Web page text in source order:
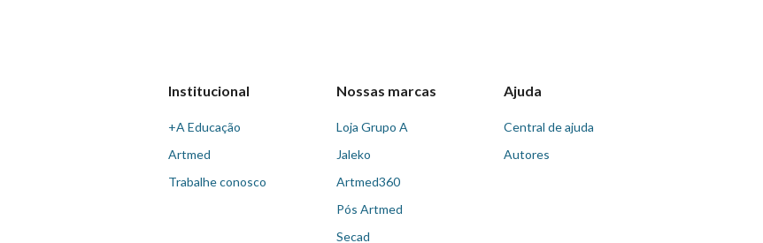
Institucional
+A Educação
Artmed
Trabalhe conosco
Nossas marcas
Loja Grupo A
Jaleko
Artmed360
Pós Artmed
Secad
Ajuda
Central de ajuda
Autores